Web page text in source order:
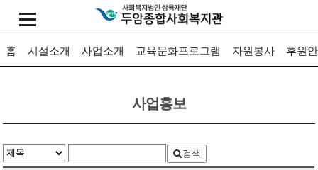
홈 시설소개 사업소개 교육문화프로그램 자원봉사 후원
사업홍보
검색